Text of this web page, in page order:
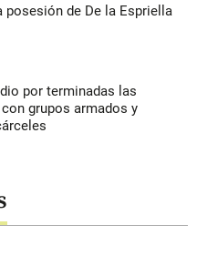
posesión de De la Espriella
por terminadas las
grupos armados y